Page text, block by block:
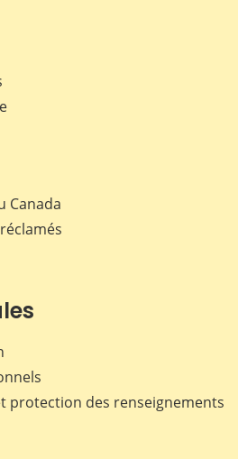
Canada
protection des renseignements